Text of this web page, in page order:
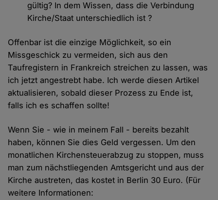
gültig? In dem Wissen, dass die Verbindung
Kirche/Staat unterschiedlich ist ?
Offenbar ist die einzige Möglichkeit, so ein
Missgeschick zu vermeiden, sich aus den
Taufregistern in Frankreich streichen zu lassen, was
ich jetzt angestrebt habe. Ich werde diesen Artikel
aktualisieren, sobald dieser Prozess zu Ende ist,
falls ich es schaffen sollte!
Wenn Sie - wie in meinem Fall - bereits bezahlt
haben, können Sie dies Geld vergessen. Um den
monatlichen Kirchensteuerabzug zu stoppen, muss
man zum nächstliegenden Amtsgericht und aus der
Kirche austreten, das kostet in Berlin 30 Euro. (Für
weitere Informationen: